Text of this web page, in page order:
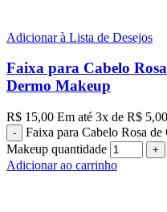
Adicionar à Lista de Desejos
Faixa para Cabelo
Dermo Makeup
R$ 15,00 Em até 3x de R$ 5,00
Faixa para Cabelo Rosa
Makeup quantidade
Adicionar ao carrinho